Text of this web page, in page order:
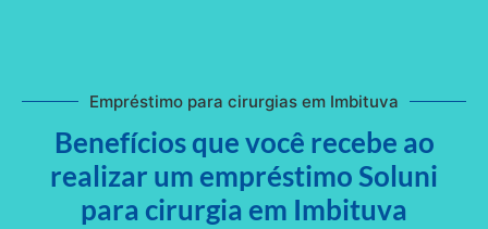
Empréstimo para cirurgias em Imbituva
Benefícios que você recebe ao
realizar um empréstimo Soluni
para cirurgia em Imbituva